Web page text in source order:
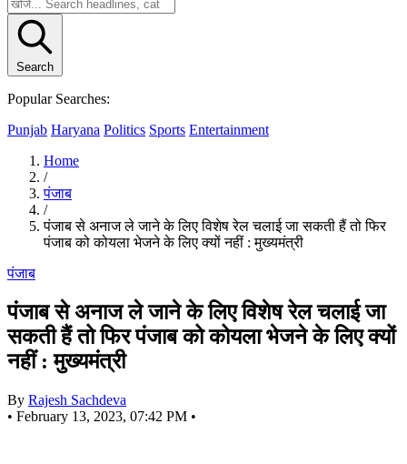
Search
Popular Searches:
Punjab Haryana Politics Sports Entertainment
Home
/
पंजाब
/
पंजाब से अनाज ले जाने के लिए विशेष रेल चलाई जा सकती हैं तो फिर
पंजाब को कोयला भेजने के लिए क्यों नहीं : मुख्यमंत्री
पंजाब
पंजाब से अनाज ले जाने के लिए विशेष रेल चलाई जा
सकती हैं तो फिर पंजाब को कोयला भेजने के लिए क्यों
नहीं : मुख्यमंत्री
By Rajesh Sachdeva
• February 13, 2023, 07:42 PM •